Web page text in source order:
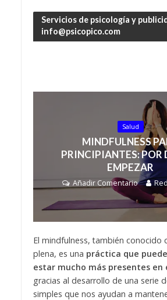
Servicios de psicología y
info@psicopico.com
Salud
MINDFULNESS
PRINCIPIANTES: POR
EMPEZAR
Añadir Comentario
El mindfulness, también conocido
plena, es una práctica que
estar mucho más presentes en
gracias al desarrollo de una serie
simples que nos ayudan a